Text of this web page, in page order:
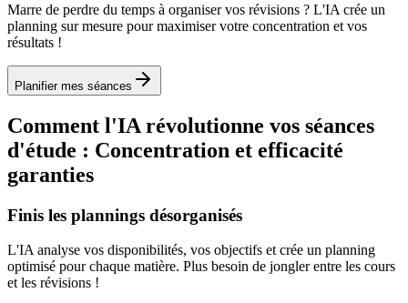
Marre de perdre du temps à organiser vos révisions ? L'IA crée un
planning sur mesure pour maximiser votre concentration et vos
résultats !
Planifier mes séances
Comment l'IA révolutionne vos séances
d'étude : Concentration et efficacité
garanties
Finis les plannings désorganisés
L'IA analyse vos disponibilités, vos objectifs et crée un planning
optimisé pour chaque matière. Plus besoin de jongler entre les cours
et les révisions !